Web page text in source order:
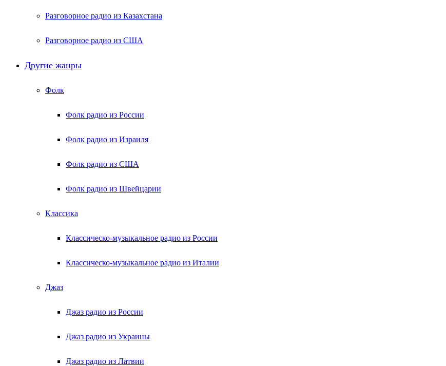
Разговорное радио из Казахстана
Разговорное радио из США
Другие жанры
Фолк
Фолк радио из России
Фолк радио из Израиля
Фолк радио из США
Фолк радио из Швейцарии
Классика
Классическо-музыкальное радио из России
Классическо-музыкальное радио из Италии
Джаз
Джаз радио из России
Джаз радио из Украины
Джаз радио из Латвии